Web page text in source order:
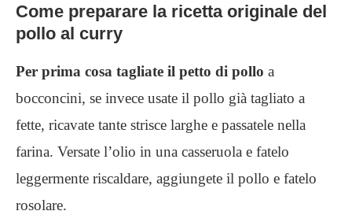
Come preparare la ricetta originale del
pollo al curry
Per prima cosa tagliate il petto di pollo a
bocconcini, se invece usate il pollo già tagliato a
fette, ricavate tante strisce larghe e passatele nella
farina. Versate l’olio in una casseruola e fatelo
leggermente riscaldare, aggiungete il pollo e fatelo
rosolare.